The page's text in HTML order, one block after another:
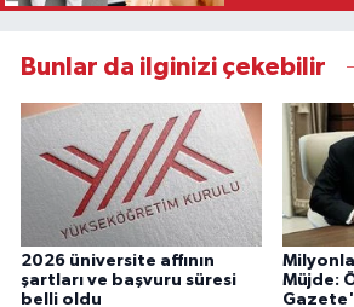
Bunlar da ilginizi çekebilir
2026 üniversite affının
şartları ve başvuru süresi
belli oldu
Müjde: